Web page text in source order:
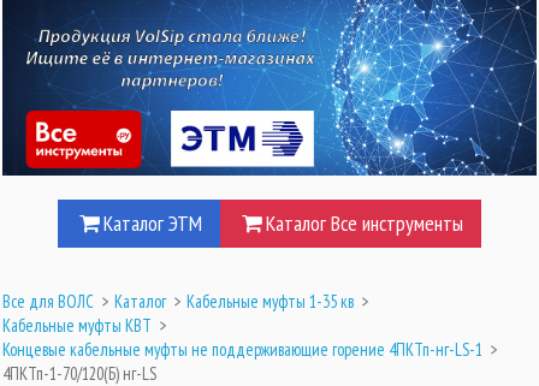
Каталог ЭТМ Каталог Все инструменты
Все для ВОЛС > Каталог > Кабельные муфты 1-35 кв >
Кабельные муфты КВТ >
Концевые кабельные муфты не поддерживающие горение 4ПКТп-нг-LS-1 >
4ПКТп-1-70/120(Б) нг-LS